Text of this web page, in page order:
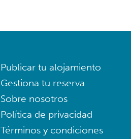
Publicar tu alojamiento
Gestiona tu reserva
Sobre nosotros
Política de privacidad
Términos y condiciones